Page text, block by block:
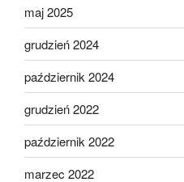
maj 2025
grudzień 2024
październik 2024
grudzień 2022
październik 2022
marzec 2022